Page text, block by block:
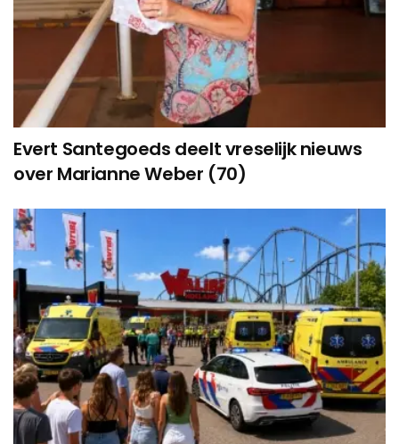
Evert Santegoeds deelt vreselijk nieuws
over Marianne Weber (70)